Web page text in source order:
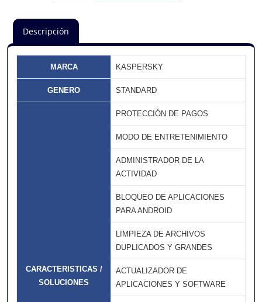
Descripción
MARCA KASPERSKY
GENERO STANDARD
CARACTERISTICAS /
SOLUCIONES
PROTECCIÓN DE PAGOS
MODO DE ENTRETENIMIENTO
ADMINISTRADOR DE LA
ACTIVIDAD
BLOQUEO DE APLICACIONES
PARA ANDROID
LIMPIEZA DE ARCHIVOS
DUPLICADOS Y GRANDES
ACTUALIZADOR DE
APLICACIONES Y SOFTWARE